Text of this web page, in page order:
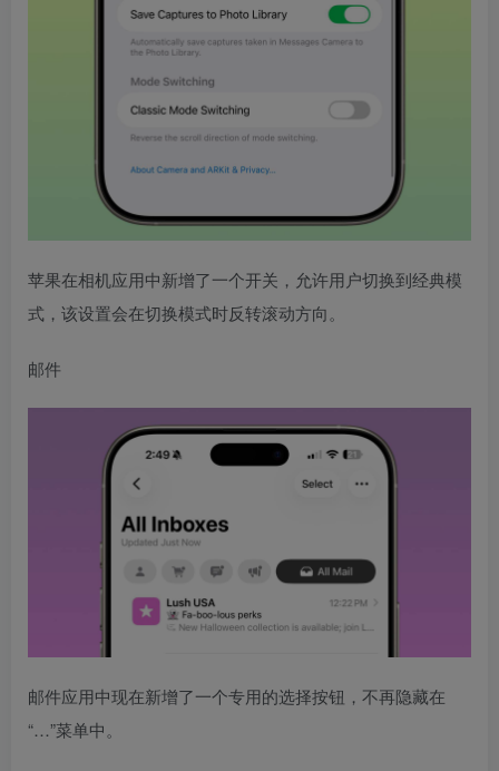
苹果在相机应用中新增了一个开关，允许用户切换到经典模
式，该设置会在切换模式时反转滚动方向。
邮件
邮件应用中现在新增了一个专用的选择按钮，不再隐藏在
“…”菜单中。